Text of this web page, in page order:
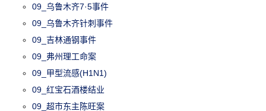
09_乌鲁木齐7·5事件
09_乌鲁木齐针刺事件
09_吉林通钢事件
09_弗州理工命案
09_甲型流感(H1N1)
09_红宝石酒楼结业
09_超市东主陈旺案